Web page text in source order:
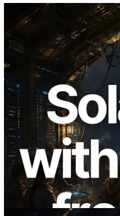
2026.08.05
ERPC erweitert
um Ping-Messung aus
Regionen —
ebenfalls gestartet
Lesen Sie diesen Artikel